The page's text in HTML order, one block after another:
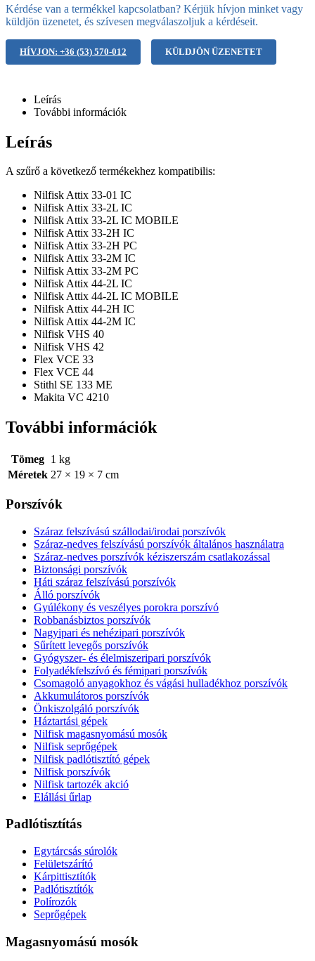
Kérdése van a termékkel kapcsolatban? Kérjük hívjon minket vagy
küldjön üzenetet, és szívesen megválaszoljuk a kérdéseit.
HÍVJON: +36 (53) 570-012 KÜLDJÖN ÜZENETET
Leírás
További információk
Leírás
A szűrő a következő termékekhez kompatibilis:
Nilfisk Attix 33-01 IC
Nilfisk Attix 33-2L IC
Nilfisk Attix 33-2L IC MOBILE
Nilfisk Attix 33-2H IC
Nilfisk Attix 33-2H PC
Nilfisk Attix 33-2M IC
Nilfisk Attix 33-2M PC
Nilfisk Attix 44-2L IC
Nilfisk Attix 44-2L IC MOBILE
Nilfisk Attix 44-2H IC
Nilfisk Attix 44-2M IC
Nilfisk VHS 40
Nilfisk VHS 42
Flex VCE 33
Flex VCE 44
Stithl SE 133 ME
Makita VC 4210
További információk
Tömeg 1 kg
Méretek 27 × 19 × 7 cm
Porszívók
Száraz felszívású szállodai/irodai porszívók
Száraz-nedves felszívású porszívók általános használatra
Száraz-nedves porszívók kéziszerszám csatlakozással
Biztonsági porszívók
Háti száraz felszívású porszívók
Álló porszívók
Gyúlékony és veszélyes porokra porszívó
Robbanásbiztos porszívók
Nagyipari és nehézipari porszívók
Sűrített levegős porszívók
Gyógyszer- és élelmiszeripari porszívók
Folyadékfelszívó és fémipari porszívók
Csomagoló anyagokhoz és vágási hulladékhoz porszívók
Akkumulátoros porszívók
Önkiszolgáló porszívók
Háztartási gépek
Nilfisk magasnyomású mosók
Nilfisk seprőgépek
Nilfisk padlótisztító gépek
Nilfisk porszívók
Nilfisk tartozék akció
Elállási űrlap
Padlótisztítás
Egytárcsás súrolók
Felületszárító
Kárpittisztítók
Padlótisztítók
Polírozók
Seprőgépek
Magasnyomású mosók